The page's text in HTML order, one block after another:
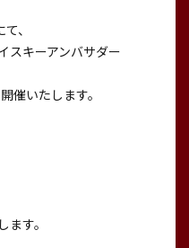
、
スキーアンバサダー
催いたします。
す。